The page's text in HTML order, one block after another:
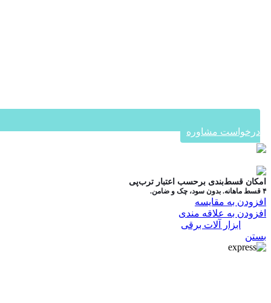
درخواست مشاوره
امکان قسط‌بندی برحسب اعتبار ترب‌پی
۴ قسط ماهانه. بدون سود، چک و ضامن.
افزودن به مقایسه
افزودن به علاقه مندی
ابزار آلات برقی
بستن